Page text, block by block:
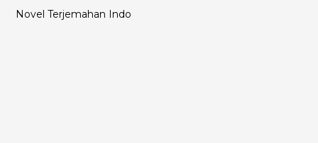
Novel Terjemahan Indo